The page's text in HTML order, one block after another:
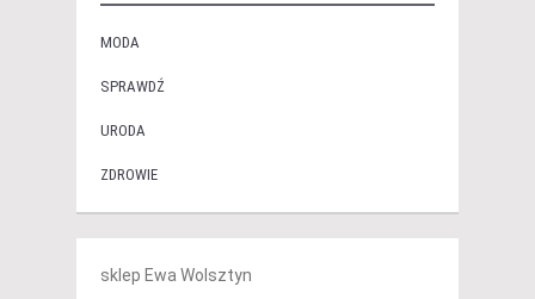
MODA
SPRAWDŹ
URODA
ZDROWIE
sklep Ewa Wolsztyn